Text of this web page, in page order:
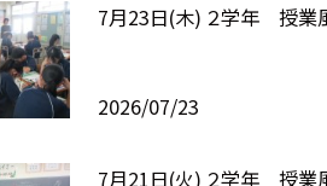
7月23日(木) ２学年 授業
2026/07/23
7月21日(火) ２学年 授業